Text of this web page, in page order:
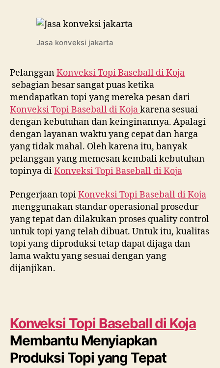
Jasa konveksi jakarta
PelangganKonveksi Topi Baseball diKoja
sebagian besar sangat puas ketika
mendapatkan topi yang mereka pesan dari
Konveksi Topi Baseball diKojakarena sesuai
dengan kebutuhan dan keinginannya. Apalagi
dengan layanan waktu yang cepat dan harga
yang tidak mahal. Oleh karena itu, banyak
pelanggan yang memesan kembali kebutuhan
topinya diKonveksi Topi Baseball diKoja
Pengerjaan topiKonveksi Topi Baseball diKoja
menggunakan standar operasional prosedur
yang tepat dan dilakukan proses quality control
untuk topi yang telah dibuat. Untuk itu, kualitas
topi yang diproduksi tetap dapat dijaga dan
lama waktu yang sesuai dengan yang
dijanjikan.
Konveksi Topi Baseball di Koja
Membantu Menyiapkan
Produksi Topi yang Tepat